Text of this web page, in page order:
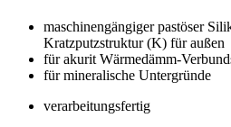
maschinengängiger pastöser
Kratzputzstruktur (K) für außen
für akurit Wärmedämm-
für mineralische Untergründe
verarbeitungsfertig